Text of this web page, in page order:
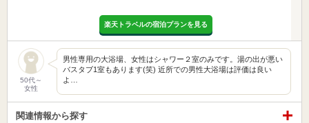
楽天トラベルの宿泊プランを見る
50代～
女性
男性専用の大浴場、女性はシャワー２室のみです。湯の出が悪い
バスタブ1室もあります(笑) 近所での男性大浴場は評価は良い
よ…
関連情報から探す